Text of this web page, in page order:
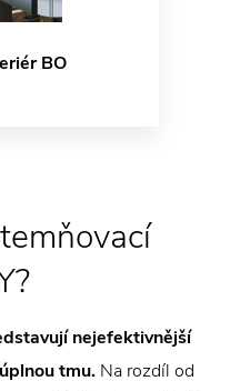
BO
nejefektivnější
tmu. Na rozdíl od